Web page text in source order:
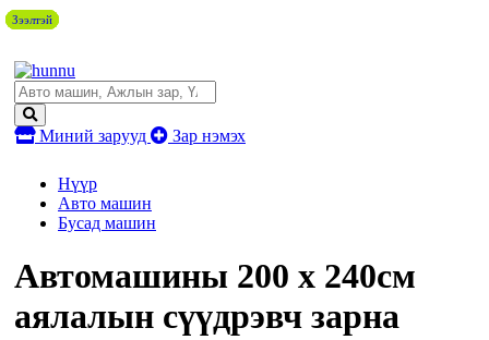
Миний зарууд Зар нэмэх
Нүүр
Авто машин
Бусад машин
Автомашины 200 х 240см
аялалын сүүдрэвч зарна
Зээлтэй
Зээлтэй
Зээлтэй
Зээлтэй
Зээлтэй